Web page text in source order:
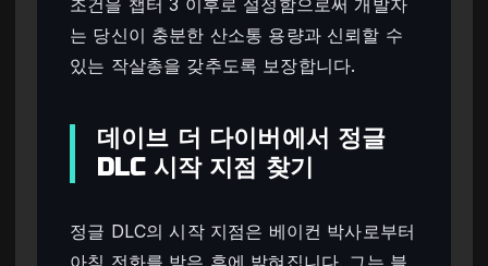
는 당신이 충분한 산소통 용량과 신뢰할 수
있는 작살총을 갖추도록 보장합니다.
데이브 더 다이버에서 정글
DLC 시작 지점 찾기
정글 DLC의 시작 지점은 베이컨 박사로부터
아침 전화를 받은 후에 밝혀집니다. 그는 블